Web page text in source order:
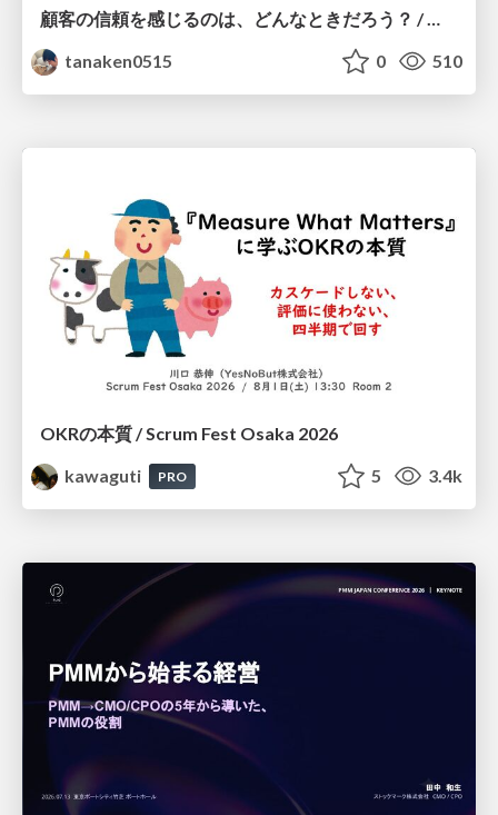
顧客の信頼を感じるのは、どんなときだろう？ / When do you feel a customer's trust?
tanaken0515
0 510
OKRの本質 / Scrum Fest Osaka 2026
kawaguti
PRO 5 3.4k